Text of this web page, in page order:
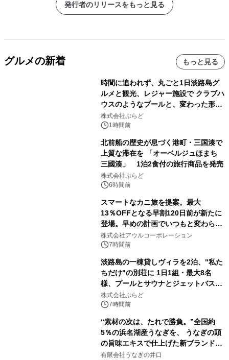
発行者のリリースをもっと見る
グルメの新着 もっと見る
時間に追われず、丸ごと1日淡路島グ
ルメと観光、レジャー施設で クラブハ
ウスのようなプールと、変わった形の
サウナも 「THE BOXY AWAJI」のお
得な素泊まり連泊プランで
株式会社ぷらど
1時間前
北前船の歴史が息づく港町・三国湊で
上質な滞在を 「オーベルジュほまち
三國湊」 1泊2食付の旅行商品を発売
株式会社ぷらど
6時間前
スマートなカニ旅を提案。最大
13％OFFとなる早割120日前が新たに
登場。早めの計画でいつもと変わらぬ
大人の冬旅を。ー夕日ヶ浦温泉「佳松
苑 別邸ふうか」ー
株式会社アウルコーポレーション
7時間前
淡路島の一棟貸しヴィラを2泊、"私た
ちだけ"の別荘に 1日1組・最大8名
様、プールとサウナとジェットバス付
きで Villa Mon Temps AWAJIの連泊
素泊りプラン
株式会社ぷらど
7時間前
“素材の次は、たれで勝負。”全国約
5％の浜名湖産うなぎを、 うなぎの頭
の旨味エキスで仕上げた新ブランド
「井口の誉」誕生
有限会社うなぎの井口